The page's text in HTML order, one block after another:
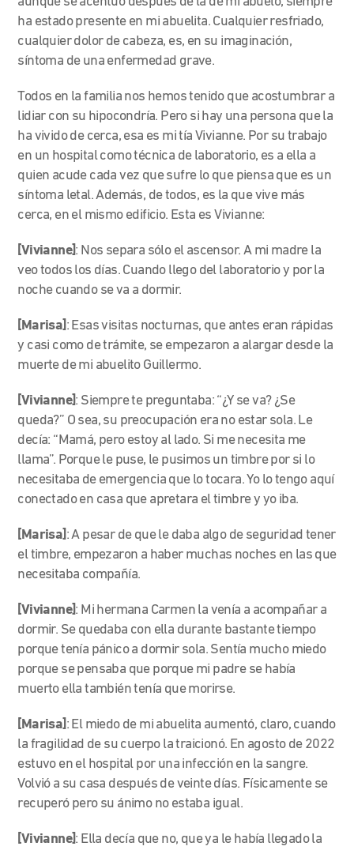
ha estado presente en mi abuelita. Cualquier resfriado,
cualquier dolor de cabeza, es, en su imaginación,
síntoma de una enfermedad grave.
Todos en la familia nos hemos tenido que acostumbrar a
lidiar con su hipocondría. Pero si hay una persona que la
ha vivido de cerca, esa es mi tía Vivianne. Por su trabajo
en un hospital como técnica de laboratorio, es a ella a
quien acude cada vez que sufre lo que piensa que es un
síntoma letal. Además, de todos, es la que vive más
cerca, en el mismo edificio. Esta es Vivianne:
[Vivianne]: Nos separa sólo el ascensor. A mi madre la
veo todos los días. Cuando llego del laboratorio y por la
noche cuando se va a dormir.
[Marisa] : Esas visitas nocturnas, que antes eran rápidas
y casi como de trámite, se empezaron a alargar desde la
muerte de mi abuelito Guillermo.
[Vivianne]: Siempre te preguntaba: “¿Y se va? ¿Se
queda?” O sea, su preocupación era no estar sola. Le
decía: “Mamá, pero estoy al lado. Si me necesita me
llama”. Porque le puse, le pusimos un timbre por si lo
necesitaba de emergencia que lo tocara. Yo lo tengo aquí
conectado en casa que apretara el timbre y yo iba.
[Marisa] : A pesar de que le daba algo de seguridad tener
el timbre, empezaron a haber muchas noches en las que
necesitaba compañía.
[Vivianne]: Mi hermana Carmen la venía a acompañar a
dormir. Se quedaba con ella durante bastante tiempo
porque tenía pánico a dormir sola. Sentía mucho miedo
porque se pensaba que porque mi padre se había
muerto ella también tenía que morirse.
[Marisa] : El miedo de mi abuelita aumentó, claro, cuando
la fragilidad de su cuerpo la traicionó. En agosto de 2022
estuvo en el hospital por una infección en la sangre.
Volvió a su casa después de veinte días. Físicamente se
recuperó pero su ánimo no estaba igual.
[Vivianne]: Ella decía que no, que ya le había llegado la